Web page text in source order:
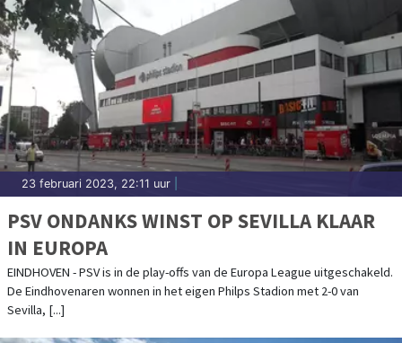
23 februari 2023, 22:11 uur
PSV ONDANKS WINST OP SEVILLA KLAAR
IN EUROPA
EINDHOVEN - PSV is in de play-offs van de Europa League uitgeschakeld.
De Eindhovenaren wonnen in het eigen Philps Stadion met 2-0 van
Sevilla, [...]